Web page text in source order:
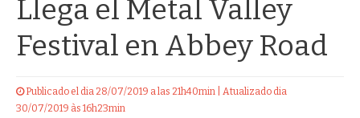
Llega el Metal Valley
Festival en Abbey Road
Publicado el dia 28/07/2019 a las 21h40min | Atualizado dia
30/07/2019 às 16h23min